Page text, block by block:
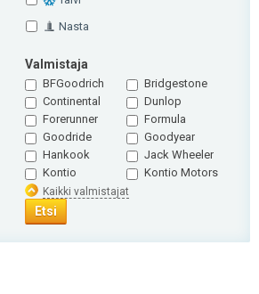
Nasta
Valmistaja
BFGoodrich
Bridgestone
Continental
Dunlop
Forerunner
Formula
Goodride
Goodyear
Hankook
Jack Wheeler
Kontio
Kontio Motors
Kaikki valmistajat
Etsi